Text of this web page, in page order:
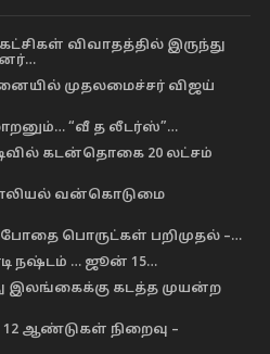
விவாதத்தில் இருந்து
முதலமைச்சர் விஜய்
“வீ த லீடர்ஸ்”…
கடன்தொகை 20 லட்சம்
பாலியல் வன்கொடுமை
போதை பொருட்கள் பறிமுதல் –…
நஷ்டம் … ஜூன் 15…
இலங்கைக்கு கடத்த முயன்ற
12 ஆண்டுகள் நிறைவு –